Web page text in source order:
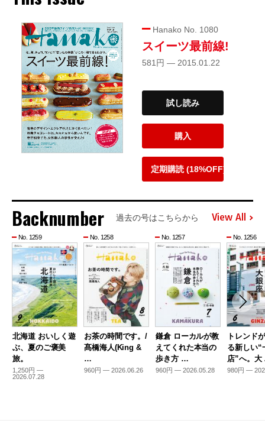
Hanako No. 1080
スイーツ最前線!
581円 — 2015.01.22
試し読み
購入
定期購読 (18%OFF)
Backnumber 過去の号はこちらから View All
No. 1259
北海道 おいしく遊
ぶ、夏のご褒美
旅。
1,250円 —
2026.07.28
No. 1258
お茶の時間です。/
髙橋海人(King &
…
960円 — 2026.06.26
No. 1257
鎌倉 ローカルが教
えてくれた本当の
歩き方 …
960円 — 2026.05.28
No. 1256
トレンド
る新しい“
店”へ。
980円 —